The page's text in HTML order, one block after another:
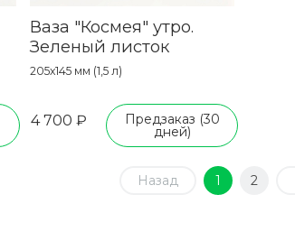
Ваза "Космея" утро.
Зеленый листок
205х145 мм (1,5 л)
4 700 ₽ Предзаказ (30
дней)
Назад 1 2